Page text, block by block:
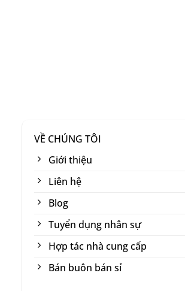
VỀ CHÚNG TÔI
Giới thiệu
Liên hệ
Blog
Tuyển dụng nhân sự
Hợp tác nhà cung cấp
Bán buôn bán sỉ